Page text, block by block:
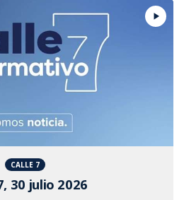
CALLE 7
30 julio 2026